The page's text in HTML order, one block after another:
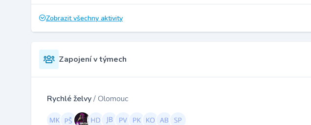
Zobrazit všechny aktivity
Zapojení v týmech
Rychlé želvy/ Olomouc